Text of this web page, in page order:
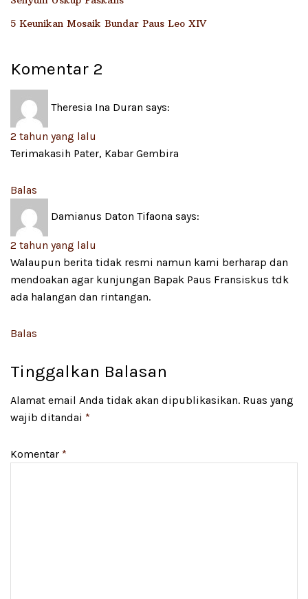
5 Keunikan Mosaik Bundar Paus Leo XIV
Komentar 2
Theresia Ina Duran says:
2 tahun yang lalu
Terimakasih Pater, Kabar Gembira
Balas
Damianus Daton Tifaona says:
2 tahun yang lalu
Walaupun berita tidak resmi namun kami berharap dan
mendoakan agar kunjungan Bapak Paus Fransiskus tdk
ada halangan dan rintangan.
Balas
Tinggalkan Balasan
Alamat email Anda tidak akan dipublikasikan. Ruas yang
wajib ditandai *
Komentar *